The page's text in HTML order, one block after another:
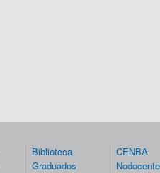
Biblioteca
Graduados
CENBA